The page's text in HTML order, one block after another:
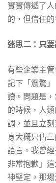
實實傳遞了
的，但信任
迷思二：只
有些企業主
記下「震驚
讀。問題是
的時候，人
調，並且立
身大概只佔
語言。我曾
非常抱歉」
神堅定。那